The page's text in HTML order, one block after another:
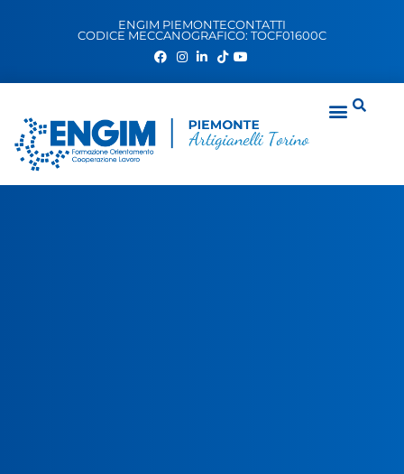
ENGIM PIEMONTECONTATTI
CODICE MECCANOGRAFICO: TOCF01600C